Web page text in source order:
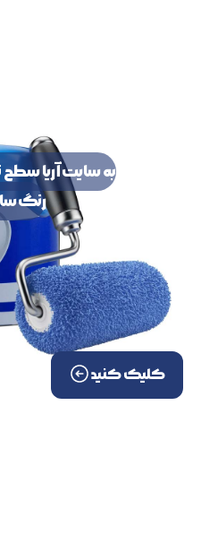
به سایت آریا
رنگ
کلیک کنید